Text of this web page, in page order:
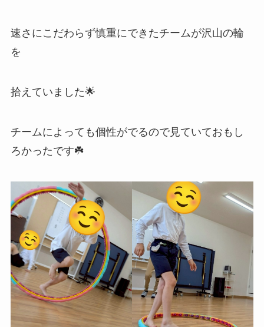
速さにこだわらず慎重にできたチームが沢山の輪
を
拾えていました🌟
チームによっても個性がでるので見ていておもし
ろかったです☘️